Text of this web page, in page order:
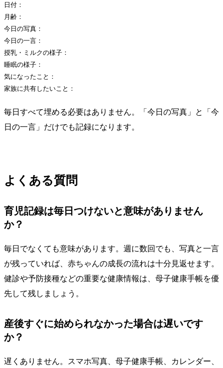
日付：
月齢：
今日の写真：
今日の一言：
授乳・ミルクの様子：
睡眠の様子：
気になったこと：
毎日すべて埋める必要はありません。「今日の写真」と「今
日の一言」だけでも記録になります。
よくある質問
育児記録は毎日つけないと意味がありません
か？
毎日でなくても意味があります。週に数回でも、写真と一言
が残っていれば、赤ちゃんの成長の流れは十分見返せます。
健診や予防接種などの重要な健康情報は、母子健康手帳を優
先して残しましょう。
産後すぐに始められなかった場合は遅いです
か？
遅くありません。スマホ写真、母子健康手帳、カレンダー、